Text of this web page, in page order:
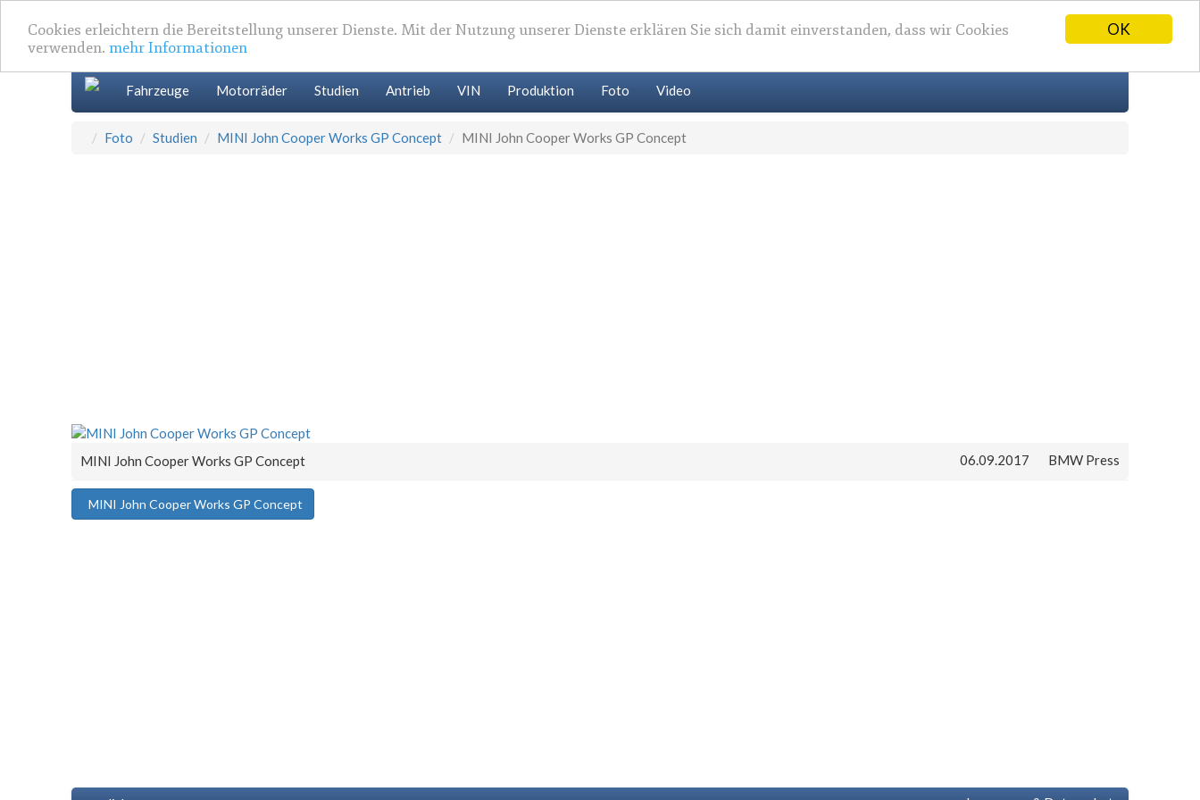
OK
Cookies erleichtern die Bereitstellung unserer Dienste. Mit der Nutzung unserer Dienste erklären Sie sich damit einverstanden, dass wir Cookies
verwenden. mehr Informationen
Fahrzeuge Motorräder Studien Antrieb VIN Produktion Foto Video
Foto Studien MINI John Cooper Works GP Concept MINI John Cooper Works GP Concept
MINI John Cooper Works GP Concept 06.09.2017 BMW Press
MINI John Cooper Works GP Concept